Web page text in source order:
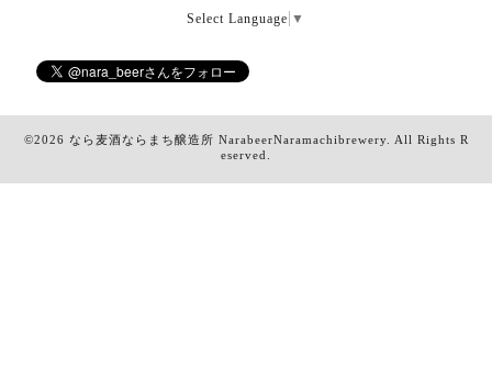
Select Language ▼
©2026 なら麦酒ならまち醸造所 NarabeerNaramachibrewery. All Rights R
eserved.